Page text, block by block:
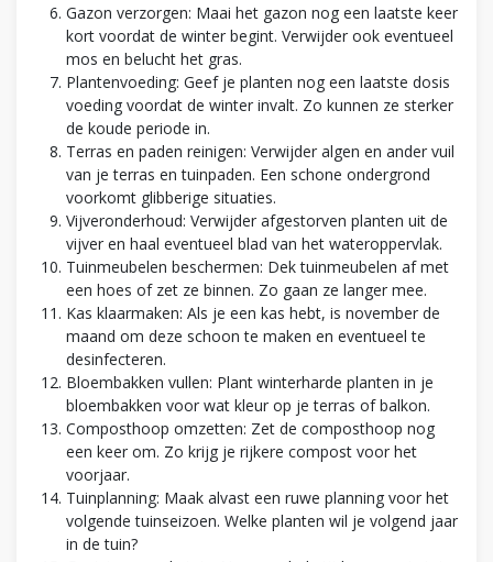
Gazon verzorgen: Maai het gazon nog een laatste keer
kort voordat de winter begint. Verwijder ook eventueel
mos en belucht het gras.
Plantenvoeding: Geef je planten nog een laatste dosis
voeding voordat de winter invalt. Zo kunnen ze sterker
de koude periode in.
Terras en paden reinigen: Verwijder algen en ander vuil
van je terras en tuinpaden. Een schone ondergrond
voorkomt glibberige situaties.
Vijveronderhoud: Verwijder afgestorven planten uit de
vijver en haal eventueel blad van het wateroppervlak.
Tuinmeubelen beschermen: Dek tuinmeubelen af met
een hoes of zet ze binnen. Zo gaan ze langer mee.
Kas klaarmaken: Als je een kas hebt, is november de
maand om deze schoon te maken en eventueel te
desinfecteren.
Bloembakken vullen: Plant winterharde planten in je
bloembakken voor wat kleur op je terras of balkon.
Composthoop omzetten: Zet de composthoop nog
een keer om. Zo krijg je rijkere compost voor het
voorjaar.
Tuinplanning: Maak alvast een ruwe planning voor het
volgende tuinseizoen. Welke planten wil je volgend jaar
in de tuin?